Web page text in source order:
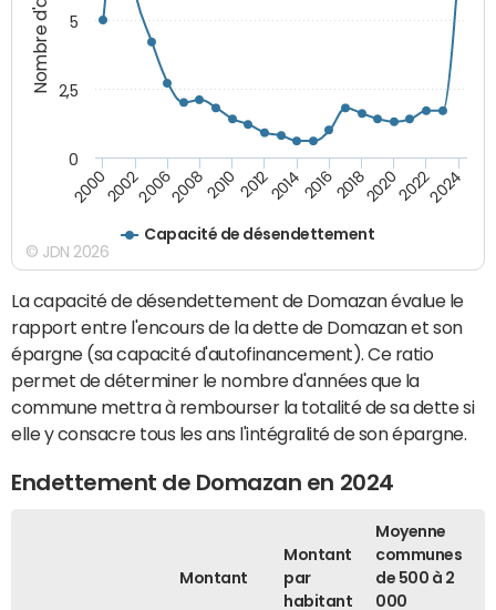
Capacité de désendettement
20002002200620082010 2012201420162018202020222024
0
2,5
5
© JDN 2026
La capacité de désendettement de Domazan évalue le
rapport entre l'encours de la dette de Domazan et son
épargne (sa capacité d'autofinancement). Ce ratio
permet de déterminer le nombre d'années que la
commune mettra à rembourser la totalité de sa dette si
elle y consacre tous les ans l'intégralité de son épargne.
Endettement de Domazan en 2024
Montant
Montant
par
habitant
Moyenne
communes
de 500 à 2
000